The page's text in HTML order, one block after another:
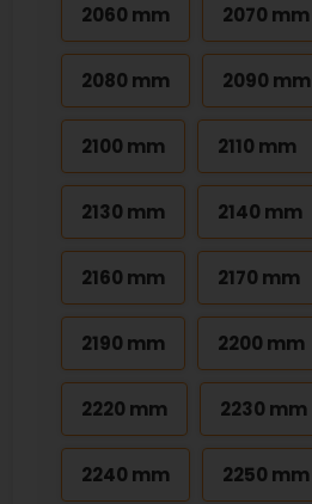
2060 mm 2070 mm
2080 mm 2090 mm
2100 mm 2110 mm
2130 mm 2140 mm
2160 mm 2170 mm
2190 mm 2200 mm
2220 mm 2230 mm
2240 mm 2250 mm